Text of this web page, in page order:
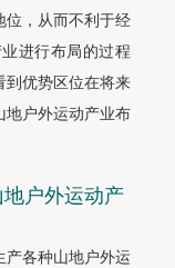
位，从而不利于经
进行布局的过程
到优势区位在将来
地户外运动产业布
户外运动产
产各种山地户外运